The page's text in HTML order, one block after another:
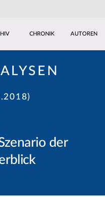
CHRONIK AUTOREN
der